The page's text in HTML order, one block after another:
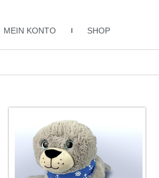
MEIN KONTO SHOP